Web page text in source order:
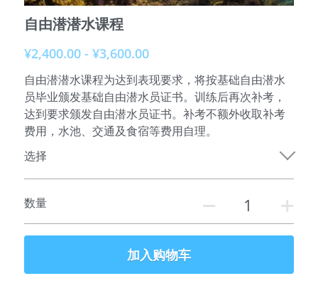
会员专区
参加课程
俱乐部介绍
服务伙伴
特别推荐
自由潜潜水课程
¥2,400.00 - ¥3,600.00
自由潜潜水课程为达到表现要求，将按基础自由潜水
员毕业颁发基础自由潜水员证书。训练后再次补考，
达到要求颁发自由潜水员证书。补考不额外收取补考
费用，水池、交通及食宿等费用自理。
选择
数量
加入购物车